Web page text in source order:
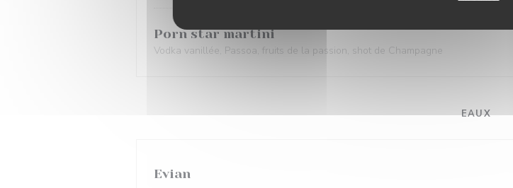
Porn star martini
Vodka vanillée, Passoa, fruits de la passion, shot de Champagne
EAUX
Evian